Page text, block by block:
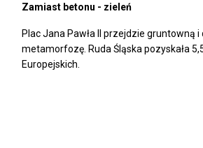
Zamiast betonu - zieleń
Plac Jana Pawła II przejdzie gruntowną i
metamorfozę. Ruda Śląska pozyskała
Europejskich.